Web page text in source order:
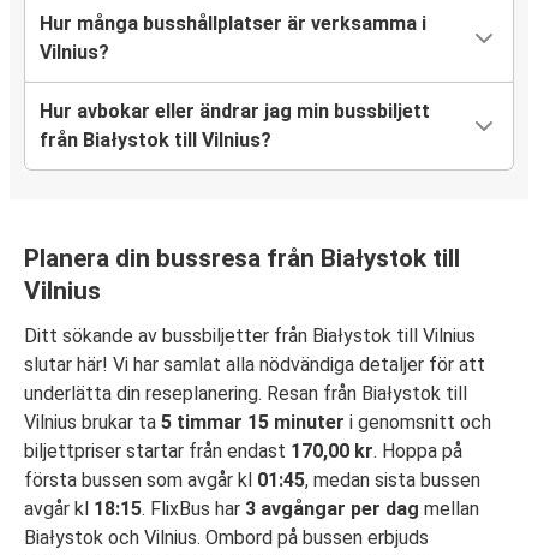
Hur många busshållplatser är verksamma i
Vilnius?
Hur avbokar eller ändrar jag min bussbiljett
från Białystok till Vilnius?
Planera din bussresa från Białystok till
Vilnius
Ditt sökande av bussbiljetter från Białystok till Vilnius
slutar här! Vi har samlat alla nödvändiga detaljer för att
underlätta din reseplanering. Resan från Białystok till
Vilnius brukar ta 5 timmar 15 minuter i genomsnitt och
biljettpriser startar från endast 170,00 kr. Hoppa på
första bussen som avgår kl 01:45, medan sista bussen
avgår kl 18:15. FlixBus har 3 avgångar per dag mellan
Białystok och Vilnius. Ombord på bussen erbjuds